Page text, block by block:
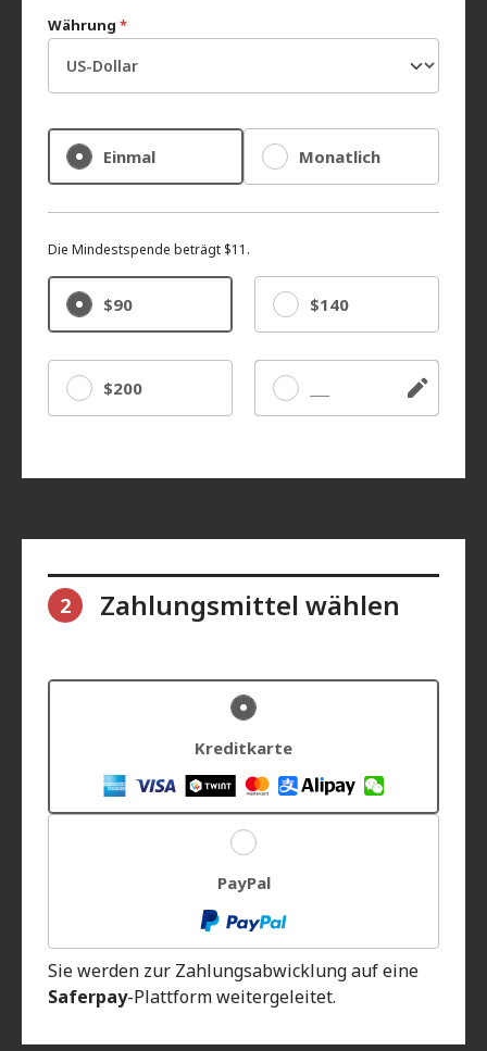
Währung *
Einmal Monatlich
Die Mindestspende beträgt $11.
$90 $140
$200 Sonstige
2 Zahlungsmittel wählen
Kreditkarte
PayPal
Sie werden zur Zahlungsabwicklung auf eine
Saferpay-Plattform weitergeleitet.